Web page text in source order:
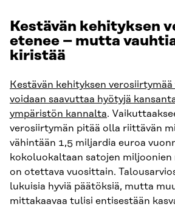
Kestävän kehityksen
etenee – mutta
kiristää
Kestävän kehityksen
voidaan saavuttaa hyötyjä
ympäristön kannalta.
verosiirtymän pitää olla riittävän
vähintään 1,5 miljardia euroa
kokoluokaltaan satojen miljoonien
on otettava vuosittain.
lukuisia hyviä päätöksiä, mutta
mittakaavaa tulisi entisestään